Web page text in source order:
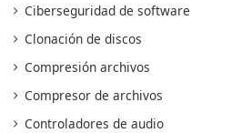
Ciberseguridad de software
Clonación de discos
Compresión archivos
Compresor de archivos
Controladores de audio